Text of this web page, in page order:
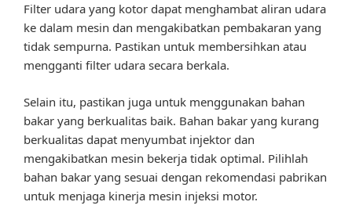
Filter udara yang kotor dapat menghambat aliran udara
ke dalam mesin dan mengakibatkan pembakaran yang
tidak sempurna. Pastikan untuk membersihkan atau
mengganti filter udara secara berkala.
Selain itu, pastikan juga untuk menggunakan bahan
bakar yang berkualitas baik. Bahan bakar yang kurang
berkualitas dapat menyumbat injektor dan
mengakibatkan mesin bekerja tidak optimal. Pilihlah
bahan bakar yang sesuai dengan rekomendasi pabrikan
untuk menjaga kinerja mesin injeksi motor.